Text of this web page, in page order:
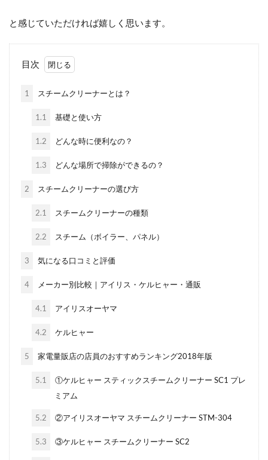
と感じていただければ嬉しく思います。
目次
1 スチームクリーナーとは？
1.1 基礎と使い方
1.2 どんな時に便利なの？
1.3 どんな場所で掃除ができるの？
2 スチームクリーナーの選び方
2.1 スチームクリーナーの種類
2.2 スチーム（ボイラー、パネル）
3 気になる口コミと評価
4 メーカー別比較｜アイリス・ケルヒャー・通販
4.1 アイリスオーヤマ
4.2 ケルヒャー
5 家電量販店の店員のおすすめランキング2018年版
5.1
①ケルヒャー スティックスチームクリーナー SC1 プレ
ミアム
5.2 ②アイリスオーヤマ スチームクリーナー STM-304
5.3 ③ケルヒャー スチームクリーナー SC2